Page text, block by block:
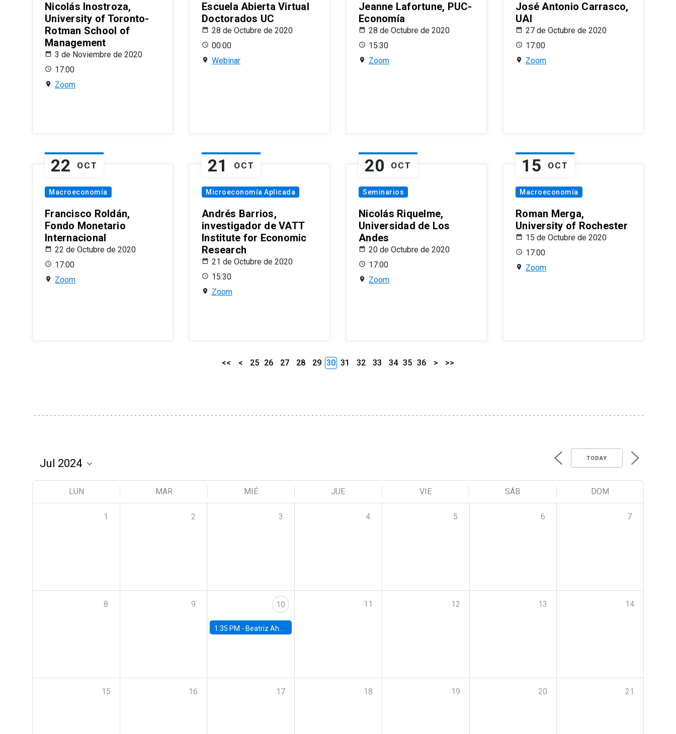
Nicolás Inostroza,
University of Toronto-
Rotman School of
Management
3 de Noviembre de 2020
17:00
Zoom
Escuela Abierta Virtual
Doctorados UC
28 de Octubre de 2020
00:00
Webinar
Jeanne Lafortune, PUC-
Economía
28 de Octubre de 2020
15:30
Zoom
José Antonio Carrasco,
UAI
27 de Octubre de 2020
17:00
Zoom
22 OCT
Macroeconomía
Francisco Roldán,
Fondo Monetario
Internacional
22 de Octubre de 2020
17:00
Zoom
21 OCT
Microeconomía Aplicada
Andrés Barrios,
investigador de VATT
Institute for Economic
Research
21 de Octubre de 2020
15:30
Zoom
20 OCT
Seminarios
Nicolás Riquelme,
Universidad de Los
Andes
20 de Octubre de 2020
17:00
Zoom
15 OCT
Macroeconomía
Roman Merga,
University of Rochester
15 de Octubre de 2020
17:00
Zoom
<< < 25 26 27 28 29 30 31 32 33 34 35 36 > >>
TODAY
LUN MAR MIÉ JUE VIE SÁB DOM
1 2 3 4 5 6 7
8 9 10
1:35 PM - Beatriz Ahumada, PhD candidate, Universidad de Pittsburgh
11 12 13 14
15 16 17 18 19 20 21